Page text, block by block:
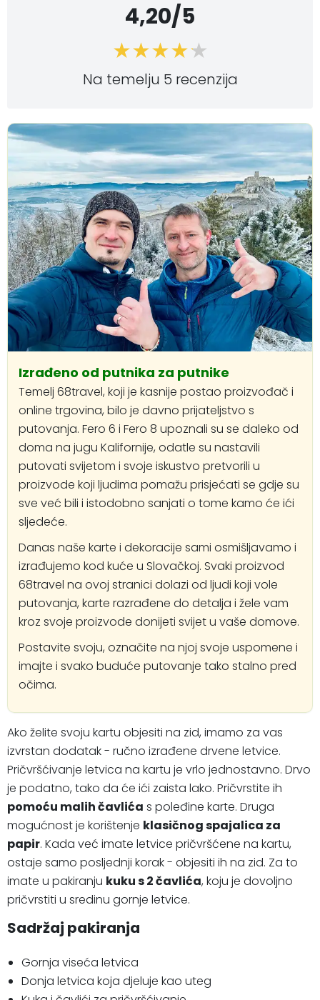
4,20/5
Na temelju 5 recenzija
Izrađeno od putnika za putnike
Temelj 68travel, koji je kasnije postao proizvođač i
online trgovina, bilo je davno prijateljstvo s
putovanja. Fero 6 i Fero 8 upoznali su se daleko od
doma na jugu Kalifornije, odatle su nastavili
putovati svijetom i svoje iskustvo pretvorili u
proizvode koji ljudima pomažu prisjećati se gdje su
sve već bili i istodobno sanjati o tome kamo će ići
sljedeće.
Danas naše karte i dekoracije sami osmišljavamo i
izrađujemo kod kuće u Slovačkoj. Svaki proizvod
68travel na ovoj stranici dolazi od ljudi koji vole
putovanja, karte razrađene do detalja i žele vam
kroz svoje proizvode donijeti svijet u vaše domove.
Postavite svoju, označite na njoj svoje uspomene i
imajte i svako buduće putovanje tako stalno pred
očima.
Ako želite svoju kartu objesiti na zid, imamo za vas
izvrstan dodatak - ručno izrađene drvene letvice.
Pričvršćivanje letvica na kartu je vrlo jednostavno. Drvo
je podatno, tako da će ići zaista lako. Pričvrstite ih
pomoću malih čavlića s poleđine karte. Druga
mogućnost je korištenje klasičnog spajalica za
papir. Kada već imate letvice pričvršćene na kartu,
ostaje samo posljednji korak - objesiti ih na zid. Za to
imate u pakiranju kuku s 2 čavlića, koju je dovoljno
pričvrstiti u sredinu gornje letvice.
Sadržaj pakiranja
Gornja viseća letvica
Donja letvica koja djeluje kao uteg